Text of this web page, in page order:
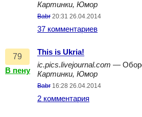
Картинки, Юмор
Babr 20:31 26.04.2014
37 комментариев
79
В пену
This is Ukria!
ic.pics.livejournal.com —
Картинки, Юмор
Babr 16:28 26.04.2014
2 комментария